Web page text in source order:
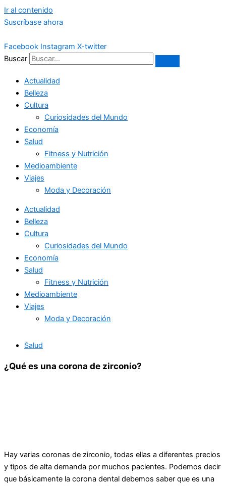
Ir al contenido
Suscríbase ahora
Facebook Instagram X-twitter
Buscar
Actualidad
Belleza
Cultura
Curiosidades del Mundo
Economía
Salud
Fitness y Nutrición
Medioambiente
Viajes
Moda y Decoración
Actualidad
Belleza
Cultura
Curiosidades del Mundo
Economía
Salud
Fitness y Nutrición
Medioambiente
Viajes
Moda y Decoración
Salud
¿Qué es una corona de zirconio?
Hay varias coronas de zirconio, todas ellas a diferentes precios
y tipos de alta demanda por muchos pacientes. Podemos decir
que básicamente la corona dental debemos saber que es una